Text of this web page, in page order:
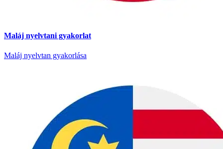
Maláj nyelvtani gyakorlat
Maláj nyelvtan gyakorlása